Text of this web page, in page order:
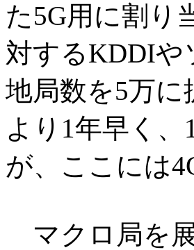
た5G用に割り
対するKDDIや
地局数を5万
より1年早く
が、ここには
マクロ局を